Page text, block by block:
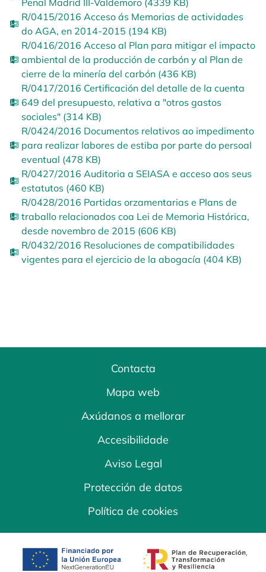
Penal Madrid III-Valdemoro (4339 KB)
R/0415/2016 Acceso ás Memorias de actividades
do AGA, en 2014-2015 (194 KB)
R/0416/2016 Acceso al Plan para mitigar el impacto
ambiental de la producción de carbón y al Plan de
cierre de la minería del carbón (436 KB)
R/0417/2016 Certificación del detalle de la cuenta
649 del presupuesto, relativa a "otros gastos
sociales" (314 KB)
R/0424/2016 Documentos relativos ao impedimento
para realizar labores de estiba por parte do persoal
eventual (478 KB)
R/0427/2016 Auditoria a SEIASA e acceso aos seus
estatutos (460 KB)
R/0428/2016 Partidas orzamentarias e Plans de
traballo relacionados coa Lei de Memoria Histórica,
desde novembro de 2015 (606 KB)
R/0432/2016 Resoluciones de compatibilidades
vigentes para el ejercicio de la abogacía (404 KB)
Contacta
Mapa web
Axúdanos a mellorar
Accesibilidade
Aviso Legal
Protección de datos
Política de cookies
opens in a new tab opens in a new